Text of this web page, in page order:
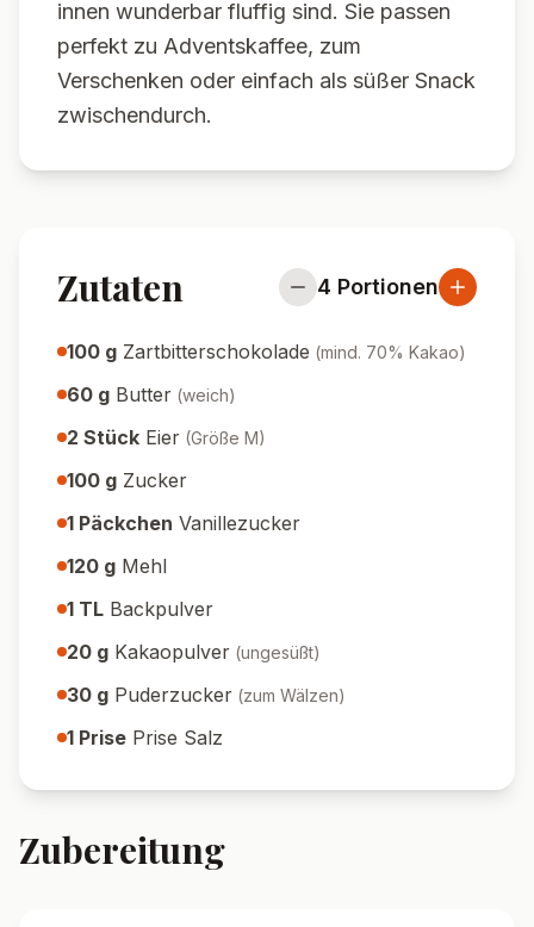
innen wunderbar fluffig sind. Sie passen
perfekt zu Adventskaffee, zum
Verschenken oder einfach als süßer Snack
zwischendurch.
Zutaten 4 Portionen
100 g Zartbitterschokolade (mind. 70% Kakao)
60 g Butter (weich)
2 Stück Eier (Größe M)
100 g Zucker
1 Päckchen Vanillezucker
120 g Mehl
1 TL Backpulver
20 g Kakaopulver (ungesüßt)
30 g Puderzucker (zum Wälzen)
1 Prise Prise Salz
Zubereitung